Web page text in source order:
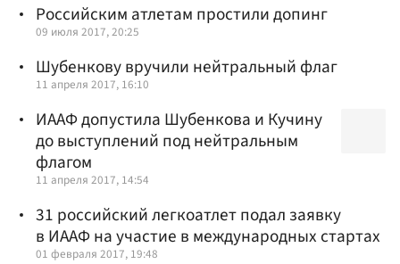
Российским атлетам простили допинг
09 июля 2017, 20:25
Шубенкову вручили нейтральный флаг
11 апреля 2017, 16:10
ИААФ допустила Шубенкова и Кучину
до выступлений под нейтральным
флагом
11 апреля 2017, 14:54
31 российский легкоатлет подал заявку
в ИААФ на участие в международных стартах
01 февраля 2017, 19:48